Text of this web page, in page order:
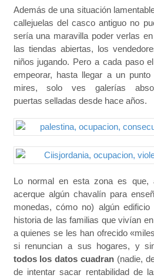
Además de una situación
callejuelas del casco antiguo no
sería una maravilla poder verlas
las tiendas abiertas, los
niños jugando. Pero a cada paso
empeorar, hasta llegar a un
mires, solo ves galerías
puertas selladas desde hace años.
Lo normal en esta zona es que,
acerque algún chavalín para
monedas, cómo no) algún
historia de las familias que vivían
a quienes se les han ofrecido
si renuncian a sus hogares, y
todos los datos cuadran (nadie,
de intentar sacar rentabilidad de